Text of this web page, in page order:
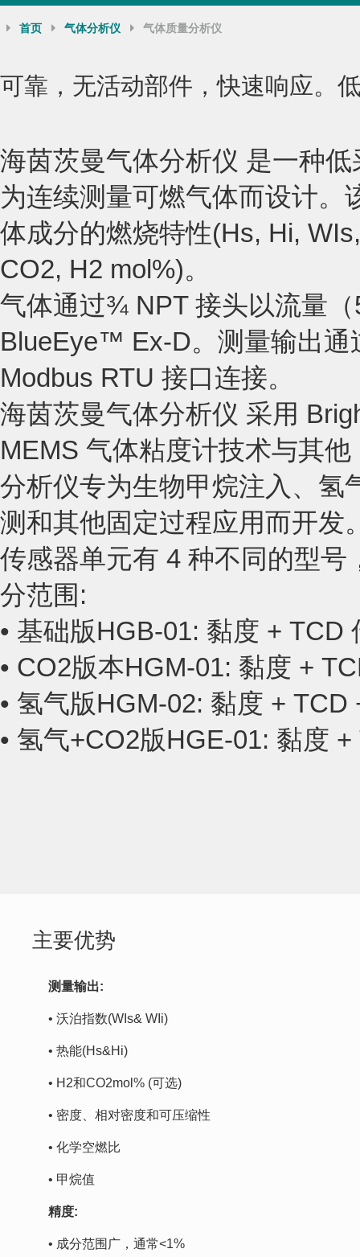
首页 气体分析仪 气体质量分析仪
可靠，无活动部件，快速响应。
海茵茨曼气体分析仪 是一种
为连续测量可燃气体而设计。
体成分的燃烧特性(Hs, Hi,
CO2, H2 mol%)。
气体通过¾ NPT 接头以流量
BlueEye™ Ex-D。测量输出通
Modbus RTU 接口连接。
海茵茨曼气体分析仪 采用
MEMS 气体粘度计技术与其
分析仪专为生物甲烷注入、氢
测和其他固定过程应用而开发
传感器单元有 4 种不同的型
分范围:
• 基础版HGB-01: 黏度 + TCD
• CO2版本HGM-01: 黏度 +
• 氢气版HGM-02: 黏度 + TCD
• 氢气+CO2版HGE-01: 黏度
主要优势
测量输出:
• 沃泊指数(WIs& WIi)
• 热能(Hs&Hi)
• H2和CO2mol% (可选)
• 密度、相对密度和可压缩性
• 化学空燃比
• 甲烷值
精度:
• 成分范围广，通常<1%